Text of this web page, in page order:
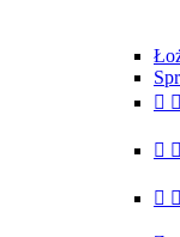
 
 
 